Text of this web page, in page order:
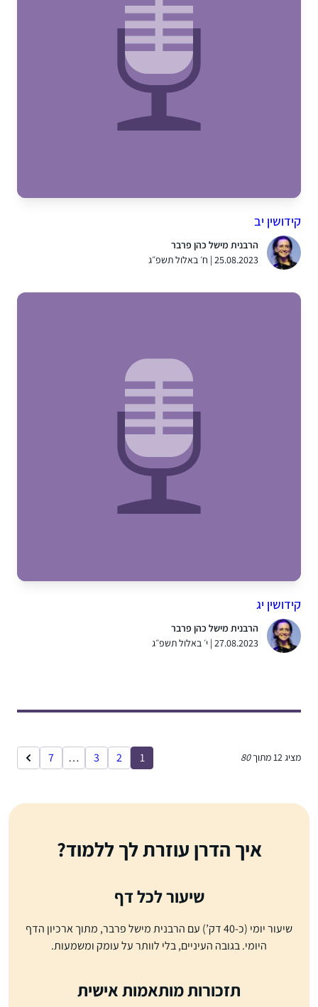
קידושין יב
הרבנית מישל כהן פרבר
25.08.2023 | ח׳ באלול תשפ״ג
קידושין יג
הרבנית מישל כהן פרבר
27.08.2023 | י׳ באלול תשפ״ג
מציג12מתוך80
1
2
3
…
7
איך הדרן עוזרת לך ללמוד?
שיעור לכל דף
שיעור יומי (כ-40 דק’) עם הרבנית מישל פרבר, מתוך ארכיון הדף
היומי. בגובה העיניים, בלי לוותר על עומק ומשמעות.
תזכורות מותאמות אישית